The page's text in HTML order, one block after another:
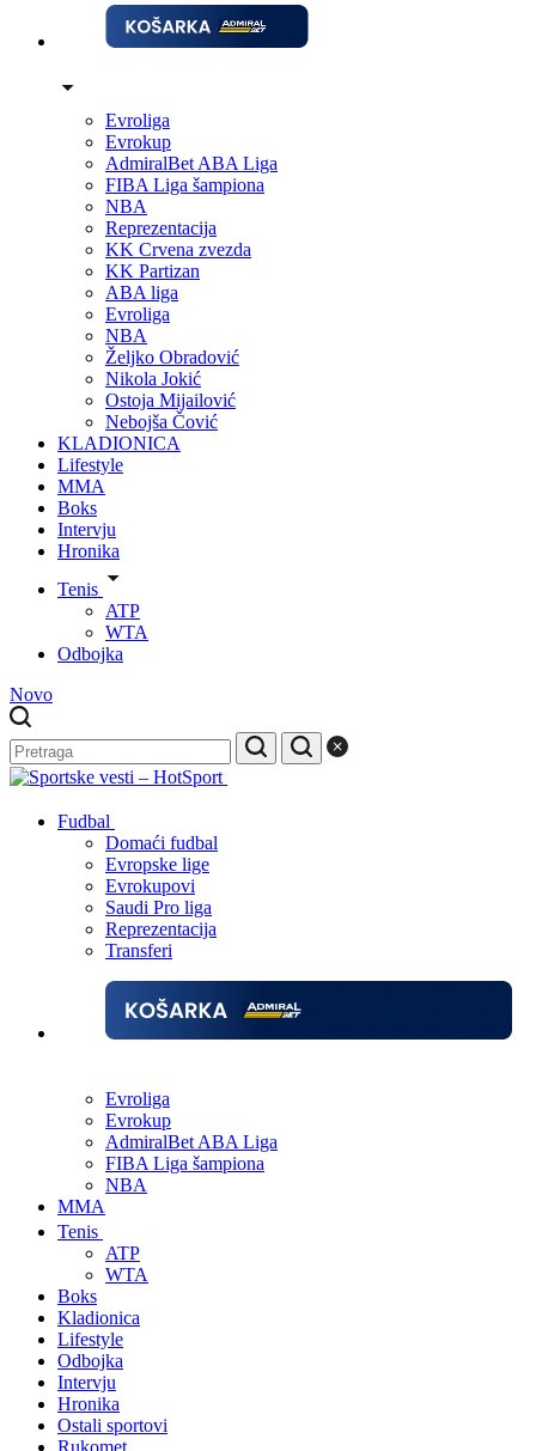
Evroliga
Evrokup
AdmiralBet ABA Liga
FIBA Liga šampiona
NBA
Reprezentacija
KK Crvena zvezda
KK Partizan
ABA liga
Evroliga
NBA
Željko Obradović
Nikola Jokić
Ostoja Mijailović
Nebojša Čović
KLADIONICA
Lifestyle
MMA
Boks
Intervju
Hronika
Tenis
ATP
WTA
Odbojka
Novo
Fudbal
Domaći fudbal
Evropske lige
Evrokupovi
Saudi Pro liga
Reprezentacija
Transferi
Evroliga
Evrokup
AdmiralBet ABA Liga
FIBA Liga šampiona
NBA
MMA
Tenis
ATP
WTA
Boks
Kladionica
Lifestyle
Odbojka
Intervju
Hronika
Ostali sportovi
Rukomet